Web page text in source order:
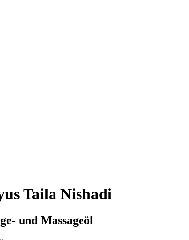
Taila Nishadi
und Massageöl